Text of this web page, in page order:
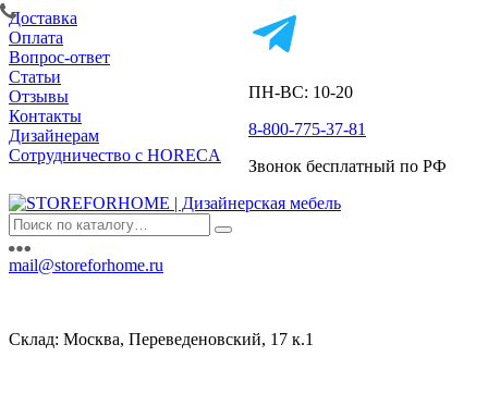
Доставка
Оплата
Вопрос-ответ
Статьи
Отзывы
Контакты
Дизайнерам
Сотрудничество с HORECA
ПН-ВС: 10-20
8-800-775-37-81
Звонок бесплатный по РФ
mail@storeforhome.ru
Склад: Москва, Переведеновский, 17 к.1